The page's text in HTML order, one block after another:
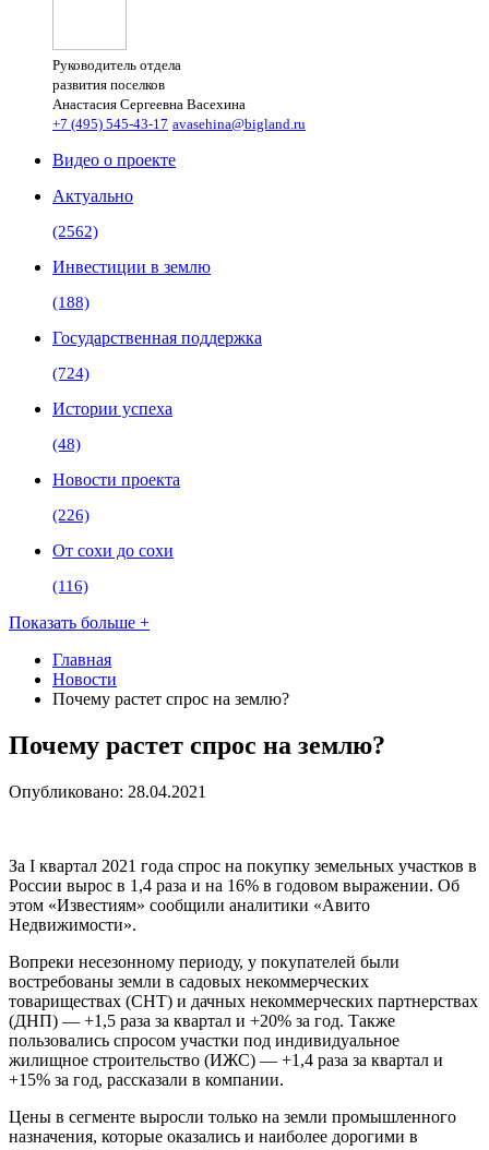
Руководитель отдела
развития поселков
Анастасия Сергеевна Васехина
+7 (495) 545-43-17 avasehina@bigland.ru
Видео о проекте
Актуально
(2562)
Инвестиции в землю
(188)
Государственная поддержка
(724)
Истории успеха
(48)
Новости проекта
(226)
От сохи до сохи
(116)
Показать больше +
Главная
Новости
Почему растет спрос на землю?
Почему растет спрос на землю?
Опубликовано: 28.04.2021
За I квартал 2021 года спрос на покупку земельных участков в
России вырос в 1,4 раза и на 16% в годовом выражении. Об
этом «Известиям» сообщили аналитики «Авито
Недвижимости».
Вопреки несезонному периоду, у покупателей были
востребованы земли в садовых некоммерческих
товариществах (СНТ) и дачных некоммерческих партнерствах
(ДНП) — +1,5 раза за квартал и +20% за год. Также
пользовались спросом участки под индивидуальное
жилищное строительство (ИЖС) — +1,4 раза за квартал и
+15% за год, рассказали в компании.
Цены в сегменте выросли только на земли промышленного
назначения, которые оказались и наиболее дорогими в